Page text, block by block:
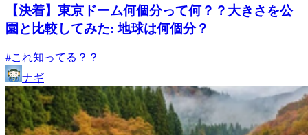
【決着】東京ドーム何個分って何？？大きさを公
園と比較してみた: 地球は何個分？
#これ知ってる？？
ナギ